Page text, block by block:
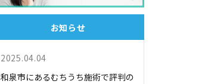
お知らせ
2025.04.04
和泉市にあるむちうち施術で評判の